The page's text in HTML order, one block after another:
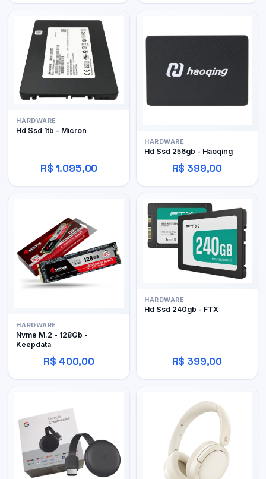
HARDWARE
Hd Ssd 1tb - Micron
R$ 1.095,00
HARDWARE
Hd Ssd 256gb - Haoqing
R$ 399,00
HARDWARE
Nvme M.2 - 128Gb -
Keepdata
R$ 400,00
HARDWARE
Hd Ssd 240gb - FTX
R$ 399,00